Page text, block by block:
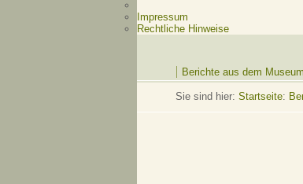
Impressum
Rechtliche Hinweise
Berichte aus dem Museum
Sie sind hier: Startseite: